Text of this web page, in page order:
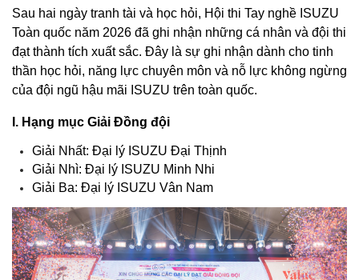
Sau hai ngày tranh tài và học hỏi, Hội thi Tay nghề ISUZU
Toàn quốc năm 2026 đã ghi nhận những cá nhân và đội thi
đạt thành tích xuất sắc. Đây là sự ghi nhận dành cho tinh
thần học hỏi, năng lực chuyên môn và nỗ lực không ngừng
của đội ngũ hậu mãi ISUZU trên toàn quốc.
I. Hạng mục Giải Đồng đội
Giải Nhất: Đại lý ISUZU Đại Thịnh
Giải Nhì: Đại lý ISUZU Minh Nhi
Giải Ba: Đại lý ISUZU Vân Nam